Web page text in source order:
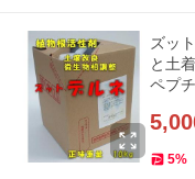
ズッ
と土
ペプ
5%